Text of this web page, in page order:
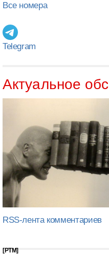
Все номера
Telegram
Актуальное
RSS-лента комментариев
[PTM]